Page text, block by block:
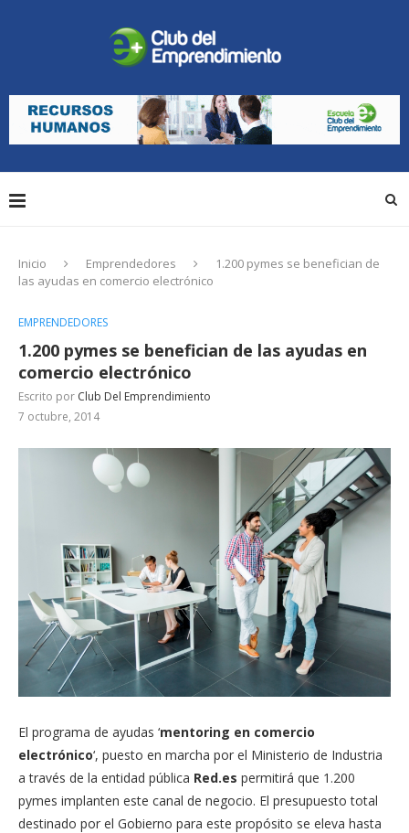
Inicio Emprendedores
1.200 pymes se benefician de
las ayudas en comercio electrónico
EMPRENDEDORES
1.200 pymes se benefician de las ayudas en
comercio electrónico
Escrito por Club Del Emprendimiento
7 octubre, 2014
El programa de ayudas ‘mentoring en comercio
electrónico‘, puesto en marcha por el Ministerio de Industria
a través de la entidad pública Red.es permitirá que 1.200
pymes implanten este canal de negocio. El presupuesto total
destinado por el Gobierno para este propósito se eleva hasta